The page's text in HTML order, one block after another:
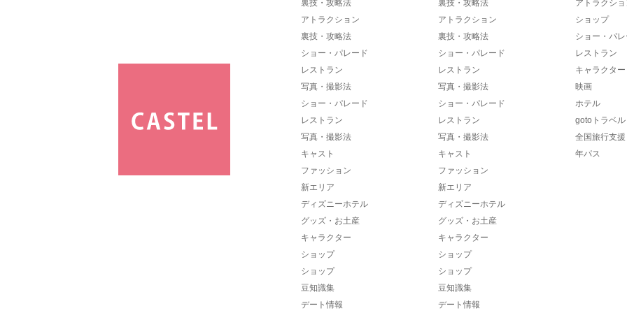
裏技・攻略法
アトラクション
裏技・攻略法
ショー・パレード
レストラン
写真・撮影法
ショー・パレード
レストラン
写真・撮影法
キャスト
ファッション
新エリア
ディズニーホテル
グッズ・お土産
キャラクター
ショップ
ショップ
豆知識集
デート情報
裏技・攻略法
アトラクション
裏技・攻略法
ショー・パレード
レストラン
写真・撮影法
ショー・パレード
レストラン
写真・撮影法
キャスト
ファッション
新エリア
ディズニーホテル
グッズ・お土産
キャラクター
ショップ
ショップ
豆知識集
デート情報
アトラクシ
ショップ
ショー・パ
レストラン
キャラクター
映画
ホテル
gotoトラベル
全国旅行支援
年パス